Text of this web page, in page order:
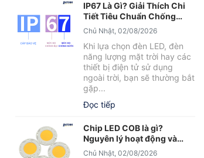
IP67 Là Gì? Giải Thích Chi
Tiết Tiêu Chuẩn Chống
Nước IP67
Chủ Nhật, 02/08/2026
Khi lựa chọn đèn LED, đèn
năng lượng mặt trời hay các
thiết bị điện tử sử dụng
ngoài trời, bạn sẽ thường bắt
gặp...
Đọc tiếp
Chip LED COB là gì?
Nguyên lý hoạt động và
những điều cần biết
Chủ Nhật, 02/08/2026